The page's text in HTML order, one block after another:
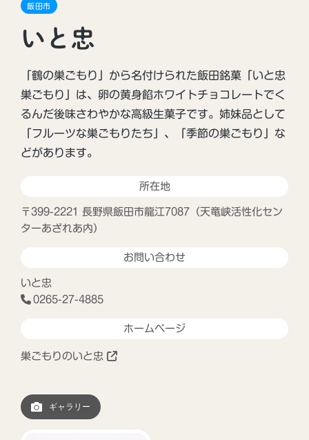
飯田市
いと忠
「鶴の巣ごもり」から名付けられた飯田銘菓「いと忠
巣ごもり」は、卵の黄身餡ホワイトチョコレートでく
るんだ後味さわやかな高級生菓子です。姉妹品として
「フルーツな巣ごもりたち」、「季節の巣ごもり」な
どがあります。
所在地
〒399-2221 長野県飯田市龍江7087（天竜峡活性化セン
ターあざれあ内）
お問い合わせ
いと忠
0265-27-4885
ホームページ
巣ごもりのいと忠
ギャラリー